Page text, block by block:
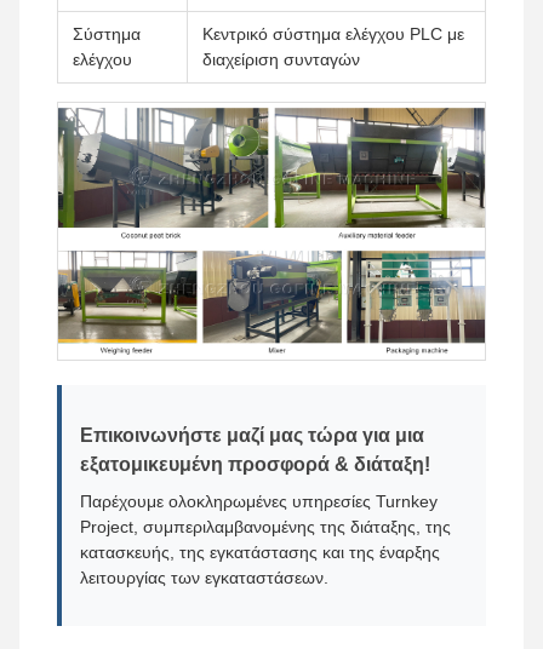
Σύστημα
ελέγχου
Κεντρικό σύστημα ελέγχου PLC με
διαχείριση συνταγών
Επικοινωνήστε μαζί μας τώρα για μια
εξατομικευμένη προσφορά & διάταξη!
Παρέχουμε ολοκληρωμένες υπηρεσίες Turnkey
Project, συμπεριλαμβανομένης της διάταξης, της
κατασκευής, της εγκατάστασης και της έναρξης
λειτουργίας των εγκαταστάσεων.